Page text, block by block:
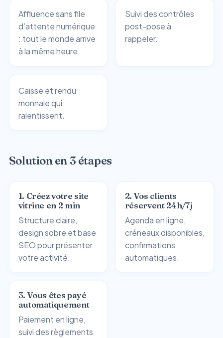
Affluence sans file
d’attente numérique
: tout le monde arrive
à la même heure.
Suivi des contrôles
post-pose à
rappeler.
Caisse et rendu
monnaie qui
ralentissent.
Solution en 3 étapes
1. Créez votre site
vitrine en 2 min
Structure claire,
design sobre et base
SEO pour présenter
votre activité.
2. Vos clients
réservent 24h/7j
Agenda en ligne,
créneaux disponibles,
confirmations
automatiques.
3. Vous êtes payé
automatiquement
Paiement en ligne,
suivi des règlements